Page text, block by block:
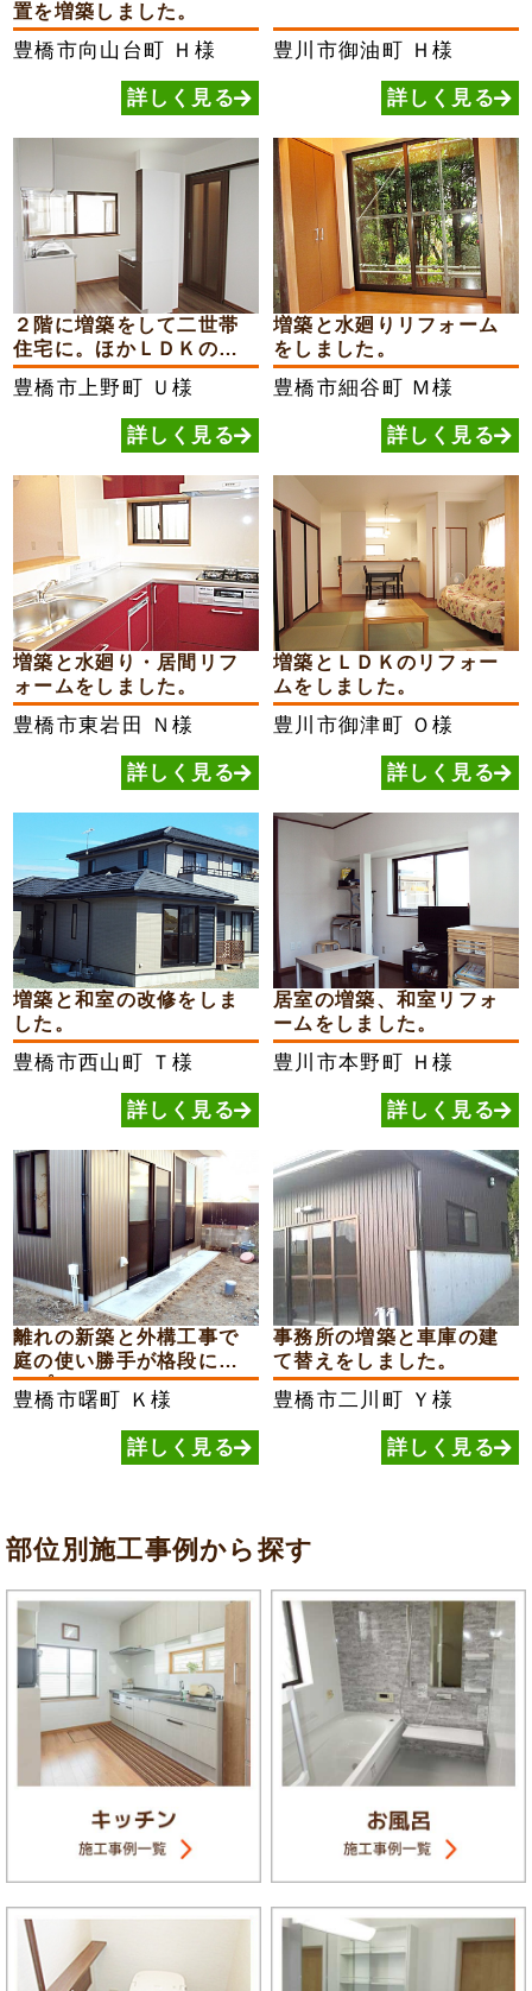
置を増築しました。
豊橋市向山台町 Ｈ様
詳しく見る
豊川市御油町 Ｈ様
詳しく見る
２階に増築をして二世帯
住宅に。ほかＬＤＫのリ
フ...
豊橋市上野町 Ｕ様
詳しく見る
増築と水廻りリフォーム
をしました。
豊橋市細谷町 Ｍ様
詳しく見る
増築と水廻り・居間リフ
ォームをしました。
豊橋市東岩田 Ｎ様
詳しく見る
増築とＬＤＫのリフォー
ムをしました。
豊川市御津町 Ｏ様
詳しく見る
増築と和室の改修をしま
した。
豊橋市西山町 Ｔ様
詳しく見る
居室の増築、和室リフォ
ームをしました。
豊川市本野町 Ｈ様
詳しく見る
離れの新築と外構工事で
庭の使い勝手が格段にア
ップ！
豊橋市曙町 Ｋ様
詳しく見る
事務所の増築と車庫の建
て替えをしました。
豊橋市二川町 Ｙ様
詳しく見る
部位別施工事例から探す